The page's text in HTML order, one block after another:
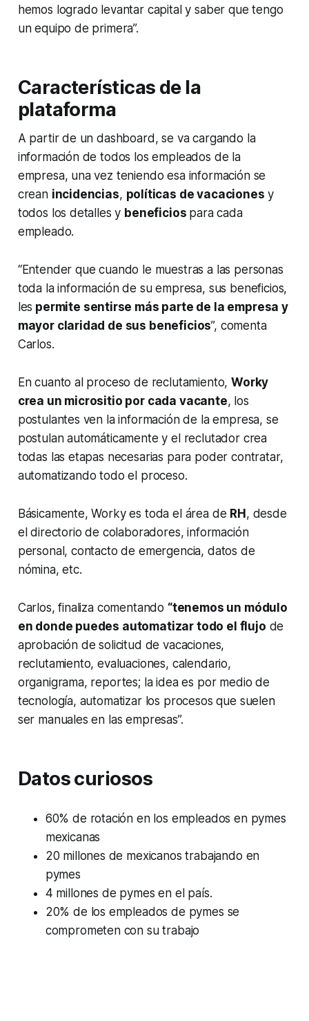
hemos logrado levantar capital y saber que tengo
un equipo de primera”.
Características de la
plataforma
A partir de undashboard,se va cargando la
información de todos los empleados de la
empresa, una vez teniendo esa información se
crean incidencias, políticas de vacaciones y
todos los detalles y beneficios para cada
empleado.
“Entender que cuando le muestras a las personas
toda la información de su empresa, sus beneficios,
les permite sentirse más parte de la empresa y
mayor claridad de sus beneficios”, comenta
Carlos.
En cuanto al proceso de reclutamiento,Worky
crea un micrositio por cada vacante, los
postulantes ven la información de la empresa, se
postulan automáticamente y el reclutador crea
todas las etapas necesarias para poder contratar,
automatizando todo el proceso.
Básicamente, Worky es toda el área de RH, desde
el directorio de colaboradores, información
personal, contacto de emergencia, datos de
nómina, etc.
Carlos, finaliza comentando “tenemos un módulo
en donde puedes automatizar todo el flujo de
aprobación de solicitud de vacaciones,
reclutamiento, evaluaciones, calendario,
organigrama, reportes; la idea es por medio de
tecnología, automatizar los procesos que suelen
ser manuales en las empresas”.
Datos curiosos
60% de rotación en los empleados en pymes
mexicanas
20 millones de mexicanos trabajando en
pymes
4 millones de pymes en el país.
20% de los empleados de pymes se
comprometen con su trabajo